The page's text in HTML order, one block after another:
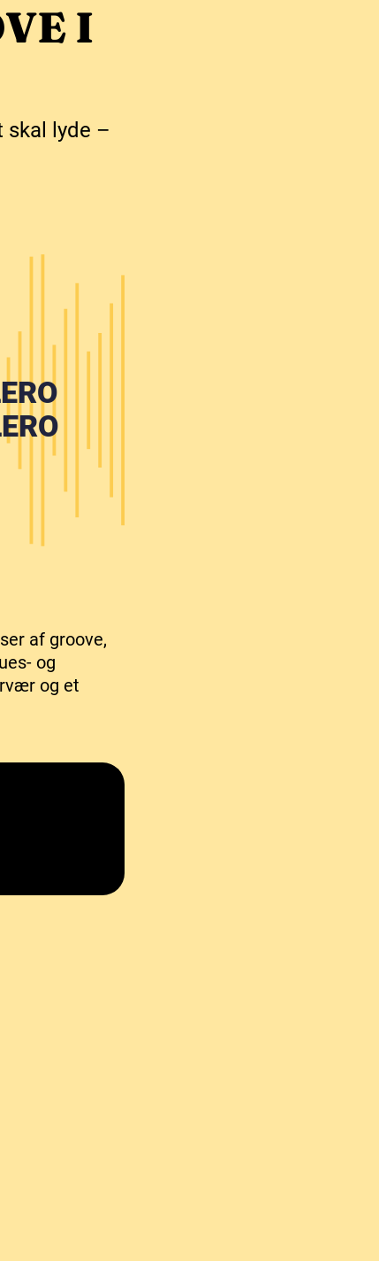
I
skal lyde –
af groove,
og
og et